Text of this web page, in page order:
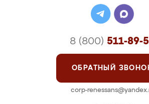
8 (800) 511-89-
ОБРАТНЫЙ
corp-